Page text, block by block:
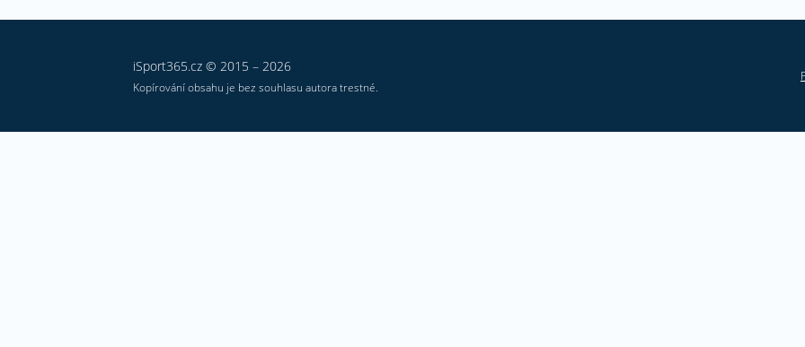
iSport365.cz © 2015 – 2026
Kopírování obsahu je bez souhlasu autora trestné.